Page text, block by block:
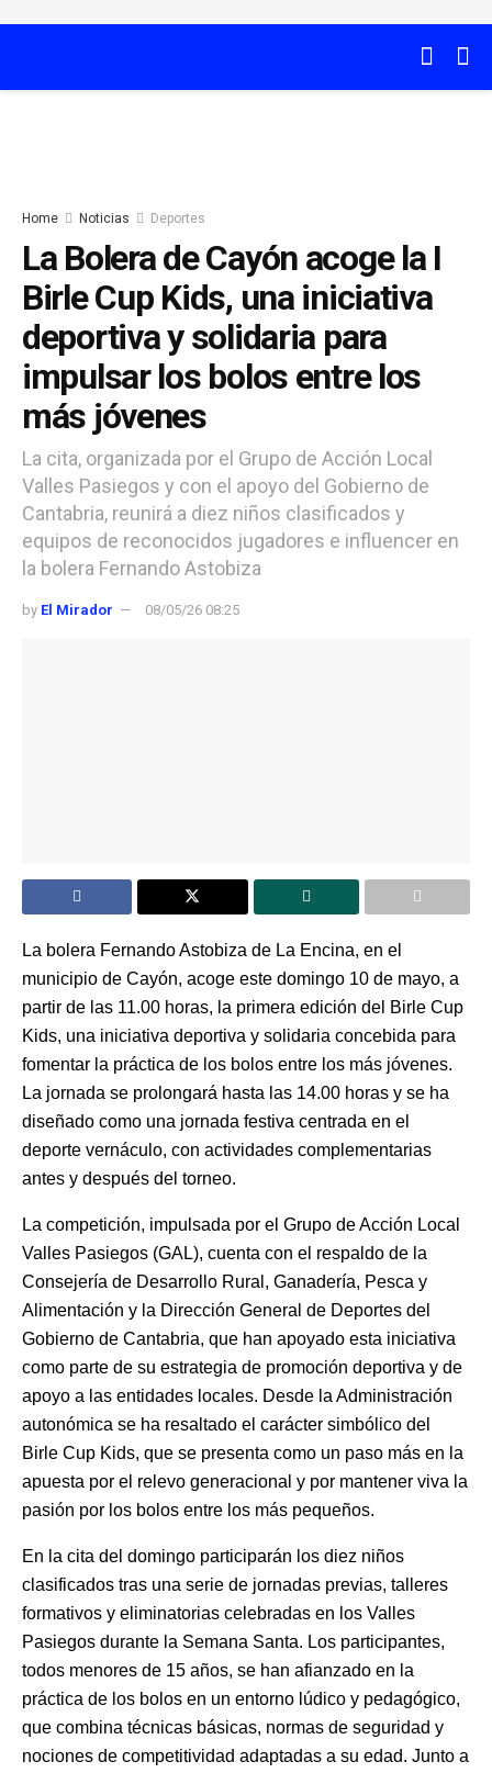
Home Noticias Deportes
La Bolera de Cayón acoge la I
Birle Cup Kids, una iniciativa
deportiva y solidaria para
impulsar los bolos entre los
más jóvenes
La cita, organizada por el Grupo de Acción Local
Valles Pasiegos y con el apoyo del Gobierno de
Cantabria, reunirá a diez niños clasificados y
equipos de reconocidos jugadores e influencer en
la bolera Fernando Astobiza
by El Mirador 08/05/26 08:25
La bolera Fernando Astobiza de La Encina, en el
municipio de Cayón, acoge este domingo 10 de mayo, a
partir de las 11.00 horas, la primera edición del Birle Cup
Kids, una iniciativa deportiva y solidaria concebida para
fomentar la práctica de los bolos entre los más jóvenes.
La jornada se prolongará hasta las 14.00 horas y se ha
diseñado como una jornada festiva centrada en el
deporte vernáculo, con actividades complementarias
antes y después del torneo.
La competición, impulsada por el Grupo de Acción Local
Valles Pasiegos (GAL), cuenta con el respaldo de la
Consejería de Desarrollo Rural, Ganadería, Pesca y
Alimentación y la Dirección General de Deportes del
Gobierno de Cantabria, que han apoyado esta iniciativa
como parte de su estrategia de promoción deportiva y de
apoyo a las entidades locales. Desde la Administración
autonómica se ha resaltado el carácter simbólico del
Birle Cup Kids, que se presenta como un paso más en la
apuesta por el relevo generacional y por mantener viva la
pasión por los bolos entre los más pequeños.
En la cita del domingo participarán los diez niños
clasificados tras una serie de jornadas previas, talleres
formativos y eliminatorias celebradas en los Valles
Pasiegos durante la Semana Santa. Los participantes,
todos menores de 15 años, se han afianzado en la
práctica de los bolos en un entorno lúdico y pedagógico,
que combina técnicas básicas, normas de seguridad y
nociones de competitividad adaptadas a su edad. Junto a